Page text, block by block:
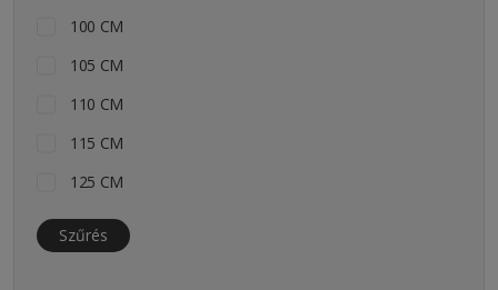
100 CM
105 CM
110 CM
115 CM
125 CM
Szűrés